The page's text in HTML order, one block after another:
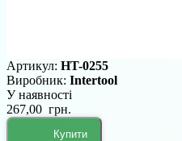
Артикул: HT-0255
Виробник: Intertool
У наявності
267,00 грн.
Купити